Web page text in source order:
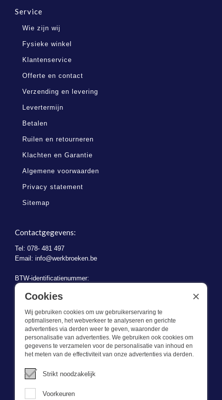
Service
Wie zijn wij
Fysieke winkel
Klantenservice
Offerte en contact
Verzending en levering
Levertermijn
Betalen
Ruilen en retourneren
Klachten en Garantie
Algemene voorwaarden
Privacy statement
Sitemap
Contactgegevens:
Tel: 078- 481 497
Email: info@werkbroeken.be
BTW-identificatienummer:
BE 0721.730.280
Wat we doen
Deze webshop is onderdeel van BEVAZET BV. Bevazet levert al
sinds 1983 bedrijfskleding aan grote en kleinere ondernemingen.
We hebben een eigen winkel/showroom in Brandwijk. Onze klanten
Cookies
Wij gebruiken cookies om uw gebruikerservaring te
optimaliseren, het webverkeer te analyseren en gerichte
advertenties via derden weer te geven, waaronder de
personalisatie van advertenties. We gebruiken ook cookies om
gegevens te verzamelen voor de personalisatie van inhoud en
het meten van de effectiviteit van onze advertenties via derden.
Strikt noodzakelijk
Voorkeuren
×